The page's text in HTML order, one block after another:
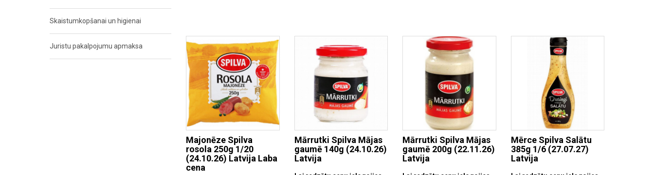
Skaistumkopšanai un higienai
Juristu pakalpojumu apmaksa
Majonēze Spilva
rosola 250g 1/20
(24.10.26) Latvija Laba
cena
Mārrutki Spilva Mājas
gaumē 140g (24.10.26)
Latvija
Mārrutki Spilva Mājas
gaumē 200g (22.11.26)
Latvija
Mērce Spilva Salātu
385g 1/6 (27.07.27)
Latvija